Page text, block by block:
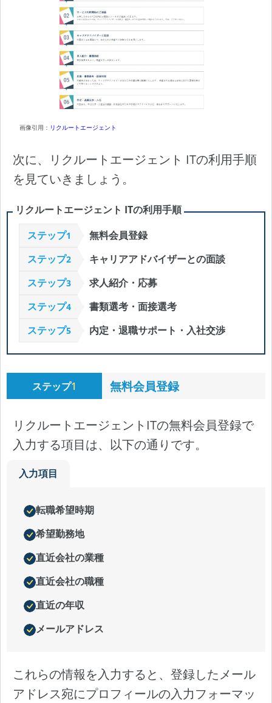
画像引用： リクルートエージェント
次に、リクルートエージェント ITの利用手順
を見ていきましょう。
リクルートエージェント ITの利用手順
ステップ1
無料会員登録
ステップ2
キャリアアドバイザーとの面談
ステップ3
求人紹介・応募
ステップ4
書類選考・面接選考
ステップ5 内定・退職サポート・入社交渉
ステップ1 無料会員登録
リクルートエージェントITの無料会員登録で
入力する項目は、以下の通りです。
入力項目
転職希望時期
希望勤務地
直近会社の業種
直近会社の職種
直近の年収
メールアドレス
これらの情報を入力すると、登録したメール
アドレス宛にプロフィールの入力フォーマッ